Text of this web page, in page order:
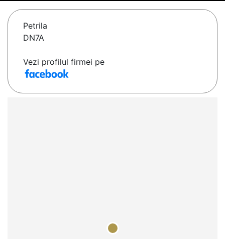
Petrila
DN7A
Vezi profilul firmei pe